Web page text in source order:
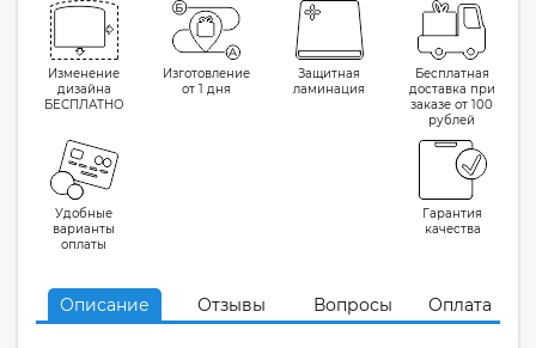
Изменение
дизайна
БЕСПЛАТНО
Изготовление
от 1 дня
Защитная
ламинация
Бесплатная
доставка при
заказе от 100
рублей
Удобные
варианты
оплаты
Гарантия
качества
Описание Отзывы Вопросы Оплата